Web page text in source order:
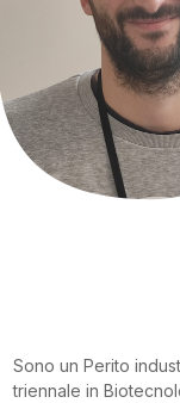
Sono un Perito
triennale in